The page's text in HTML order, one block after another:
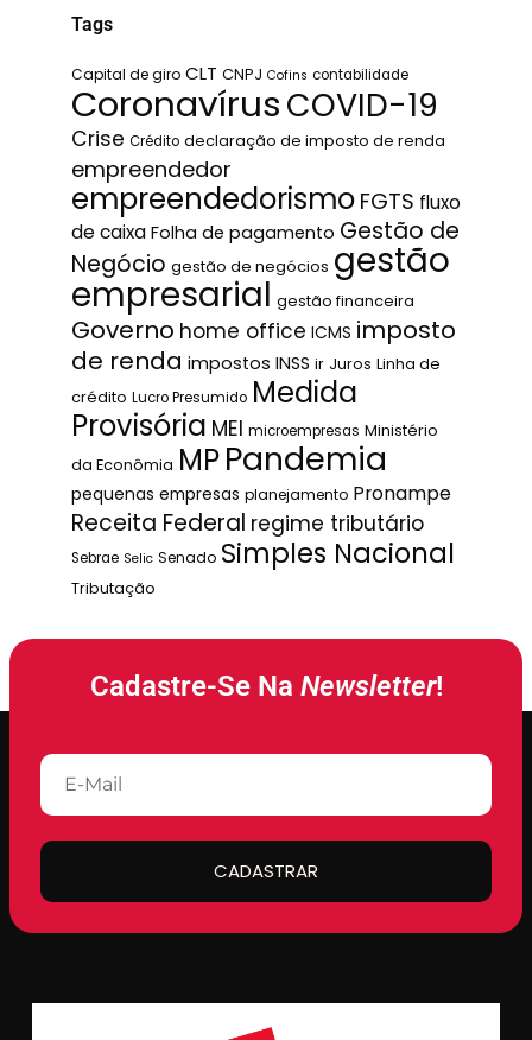
Tags
Capital de giro CLT CNPJ Cofins contabilidade
CoronavírusCOVID-19
Crise Crédito declaração de imposto de renda
empreendedor
empreendedorismo FGTS fluxo
de caixa Folha de pagamento Gestão de
Negócio gestão de negócios gestão
empresarial gestão financeira
Governo home office ICMS imposto
de renda impostos INSS ir Juros Linha de
crédito Lucro Presumido Medida
Provisória MEI microempresas Ministério
da Econômia MPPandemia
pequenas empresas planejamento Pronampe
Receita Federal regime tributário
Sebrae Selic Senado Simples Nacional
Tributação
Cadastre-Se Na Newsletter!
CADASTRAR